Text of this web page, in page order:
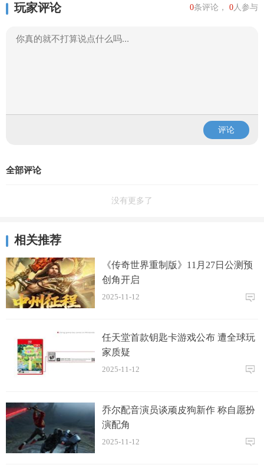
玩家评论 0条评论， 0 人参与
评论
全部评论
没有更多了
相关推荐
《传奇世界重制版》11月27日公测预
创角开启
2025-11-12
任天堂首款钥匙卡游戏公布 遭全球玩
家质疑
2025-11-12
乔尔配音演员谈顽皮狗新作 称自愿扮
演配角
2025-11-12